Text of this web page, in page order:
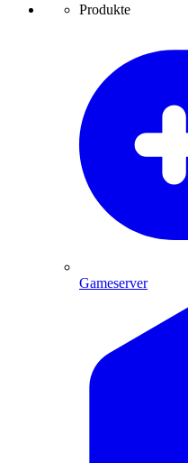
Produkte
Gameserver